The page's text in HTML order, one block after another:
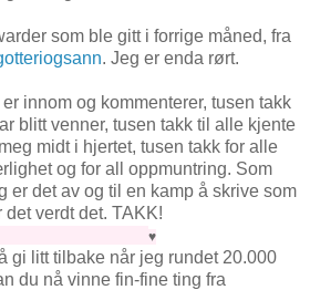
som ble gitt i forrige måned, fra
. Jeg er enda rørt.
innom og kommenterer, tusen takk
blitt venner, tusen takk til alle kjente
midt i hjertet, tusen takk for alle
og for all oppmuntring. Som
er det av og til en kamp å skrive som
verdt det. TAKK!
♥
gi litt tilbake når jeg rundet 20.000
du nå vinne fin-fine ting fra